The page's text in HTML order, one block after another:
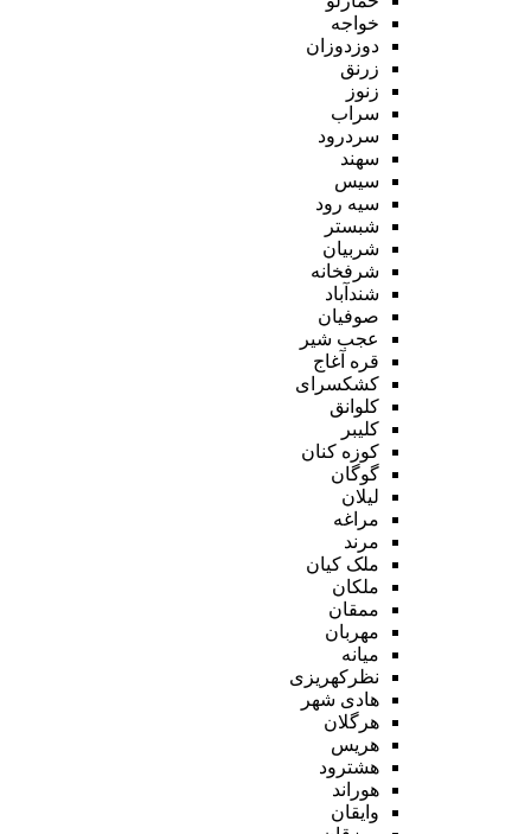
خواجه
دوزدوزان
زرنق
زنوز
سراب
سردرود
سهند
سیس
سیه رود
شبستر
شربیان
شرفخانه
شندآباد
صوفیان
عجب شیر
قره آغاج
کشکسرای
کلوانق
کلیبر
کوزه کنان
گوگان
لیلان
مراغه
مرند
ملک کیان
ملکان
ممقان
مهربان
میانه
نظرکهریزی
هادی شهر
هرگلان
هریس
هشترود
هوراند
وایقان